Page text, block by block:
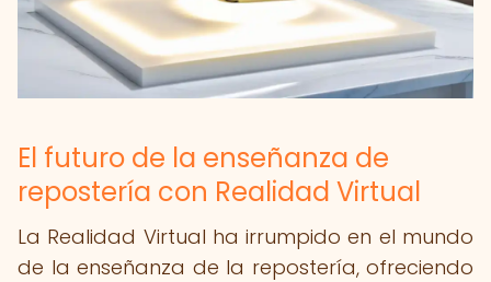
El futuro de la enseñanza de
repostería con Realidad Virtual
La Realidad Virtual ha irrumpido en el mundo
de la enseñanza de la repostería, ofreciendo